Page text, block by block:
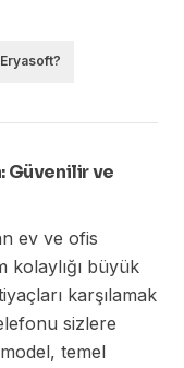
Güvenilir ve
ev ve ofis
kolaylığı büyük
karşılamak
sizlere
temel